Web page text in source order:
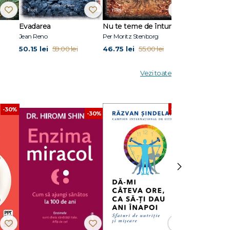
ce ne
și
Evadarea
Jean Reno
50.15 lei 59.00 lei
Nu te teme de întuneric
Per Moritz Stenborg
46.75 lei 55.00 lei
Vezi toate
-30%
-30%
-30%
›